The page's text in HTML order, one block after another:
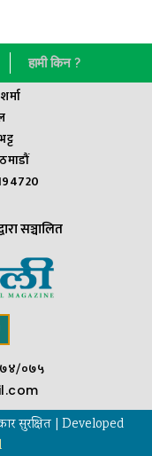
हामी किन ?
सञ्चालित
०७५
सुरक्षित | Developed